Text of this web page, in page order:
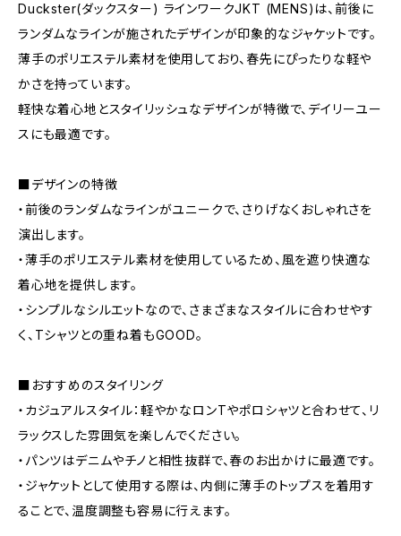
Duckster(ダックスター) ラインワークJKT (MENS)は、前後に
ランダムなラインが施されたデザインが印象的なジャケットです。
薄手のポリエステル素材を使用しており、春先にぴったりな軽や
かさを持っています。
軽快な着心地とスタイリッシュなデザインが特徴で、デイリーユー
スにも最適です。
■デザインの特徴
・前後のランダムなラインがユニークで、さりげなくおしゃれさを
演出します。
・薄手のポリエステル素材を使用しているため、風を遮り快適な
着心地を提供します。
・シンプルなシルエットなので、さまざまなスタイルに合わせやす
く、Tシャツとの重ね着もGOOD。
■おすすめのスタイリング
・カジュアルスタイル：軽やかなロンTやポロシャツと合わせて、リ
ラックスした雰囲気を楽しんでください。
・パンツはデニムやチノと相性抜群で、春のお出かけに最適です。
・ジャケットとして使用する際は、内側に薄手のトップスを着用す
ることで、温度調整も容易に行えます。